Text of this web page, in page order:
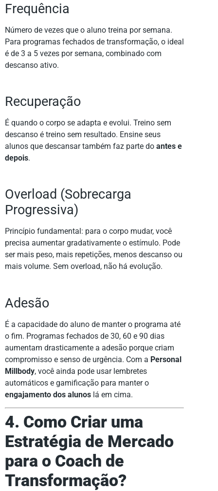
Frequência
Número de vezes que o aluno treina por semana.
Para programas fechados de transformação, o ideal
é de 3 a 5 vezes por semana, combinado com
descanso ativo.
Recuperação
É quando o corpo se adapta e evolui. Treino sem
descanso é treino sem resultado. Ensine seus
alunos que descansar também faz parte do antes e
depois.
Overload (Sobrecarga
Progressiva)
Princípio fundamental: para o corpo mudar, você
precisa aumentar gradativamente o estímulo. Pode
ser mais peso, mais repetições, menos descanso ou
mais volume. Sem overload, não há evolução.
Adesão
É a capacidade do aluno de manter o programa até
o fim. Programas fechados de 30, 60 e 90 dias
aumentam drasticamente a adesão porque criam
compromisso e senso de urgência. Com a Personal
Millbody, você ainda pode usar lembretes
automáticos e gamificação para manter o
engajamento dos alunos lá em cima.
4. Como Criar uma
Estratégia de Mercado
para o Coach de
Transformação?